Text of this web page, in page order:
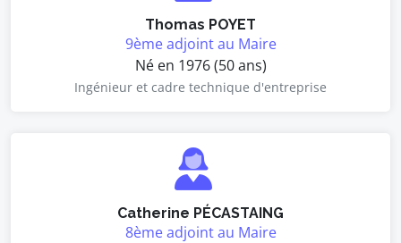
Thomas POYET
9ème adjoint au Maire
Né en 1976 (50 ans)
Ingénieur et cadre technique d'entreprise
Catherine PÉCASTAING
8ème adjoint au Maire